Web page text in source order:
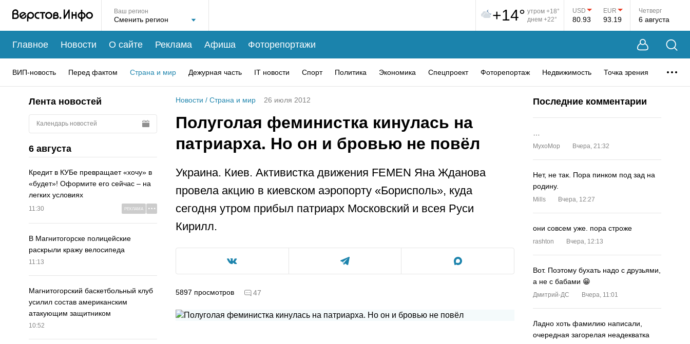
Ваш регион +14° утром +18°
днем +22°
USD
80.93
EUR
93.19
Четверг
6 августа
Главное Новости О сайте Реклама Афиша Фоторепортажи
ВИП-новость Перед фактом Страна и мир Дежурная часть IT новости Спорт Политика Экономика Спецпроект Фоторепортаж Недвижимость Точка зрения
Лента новостей
Календарь новостей
6 августа
Кредит в КУБе превращает «хочу» в
«будет»! Оформите его сейчас – на
легких условиях
11:30 РЕКЛАМА
В Магнитогорске полицейские
раскрыли кражу велосипеда
11:13
Магнитогорский баскетбольный клуб
усилил состав американским
атакующим защитником
10:52
Новости / Страна и мир 26 июля 2012
Полуголая феминистка кинулась на
патриарха. Но он и бровью не повёл
Украина. Киев. Активистка движения FEMEN Яна Жданова
провела акцию в киевском аэропорту «Борисполь», куда
сегодня утром прибыл патриарх Московский и всея Руси
Кирилл.
5897 просмотров 47
Последние комментарии
MyxoMop Вчера, 21:32
Нет, не так. Пора пинком под зад на
родину.
Mills Вчера, 12:27
они совсем уже. пора строже
rashton Вчера, 12:13
Вот. Поэтому бухать надо с друзьями,
а не с бабами 😁
Дмитрий-ДС Вчера, 11:01
Ладно хоть фамилию написали,
очередная загорелая неадекватка